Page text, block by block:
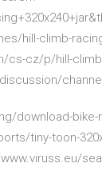
hill-climb-
cs-cz/p/hill-
download-bike-
tiny-toon-